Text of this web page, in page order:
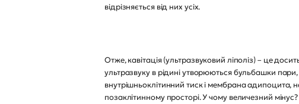
відрізняється від них усіх.
Отже, кавітація (ультразвуковий ліполіз) – це
ультразвуку в рідині утворюються бульбашки
внутрішньоклітинний тиск і мембрана адипоцита,
позаклітинному просторі. У чому величезний